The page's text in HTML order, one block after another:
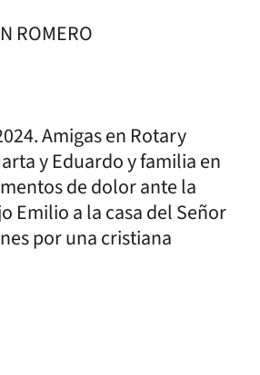
ROMERO
Amigas en Rotary
y Eduardo y familia en
de dolor ante la
Emilio a la casa del Señor
por una cristiana